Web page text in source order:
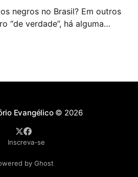
negros no Brasil? Em outros
“de verdade”, há alguma
Evangélico© 2026
Inscreva-se
by Ghost